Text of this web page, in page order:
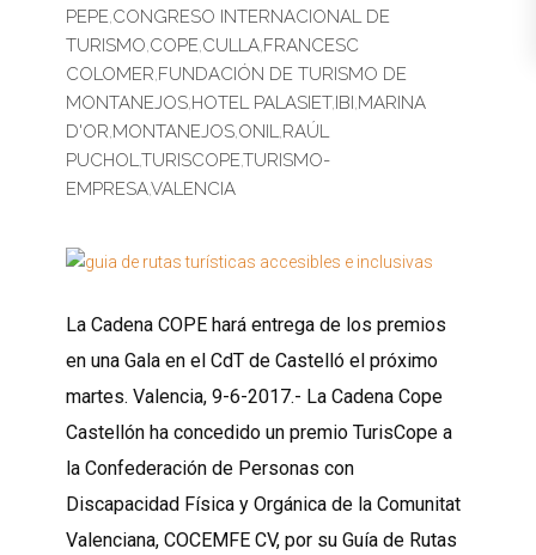
PEPE,CONGRESO INTERNACIONAL DE
TURISMO,COPE,CULLA,FRANCESC
COLOMER,FUNDACIÓN DE TURISMO DE
MONTANEJOS,HOTEL PALASIET,IBI,MARINA
D'OR,MONTANEJOS,ONIL,RAÚL
PUCHOL,TURISCOPE,TURISMO-
EMPRESA,VALENCIA
La Cadena COPE hará entrega de los premios
en una Gala en el CdT de Castelló el próximo
martes. Valencia, 9-6-2017.- La Cadena Cope
Castellón ha concedido un premio TurisCope a
la Confederación de Personas con
Discapacidad Física y Orgánica de la Comunitat
Valenciana, COCEMFE CV, por su Guía de Rutas